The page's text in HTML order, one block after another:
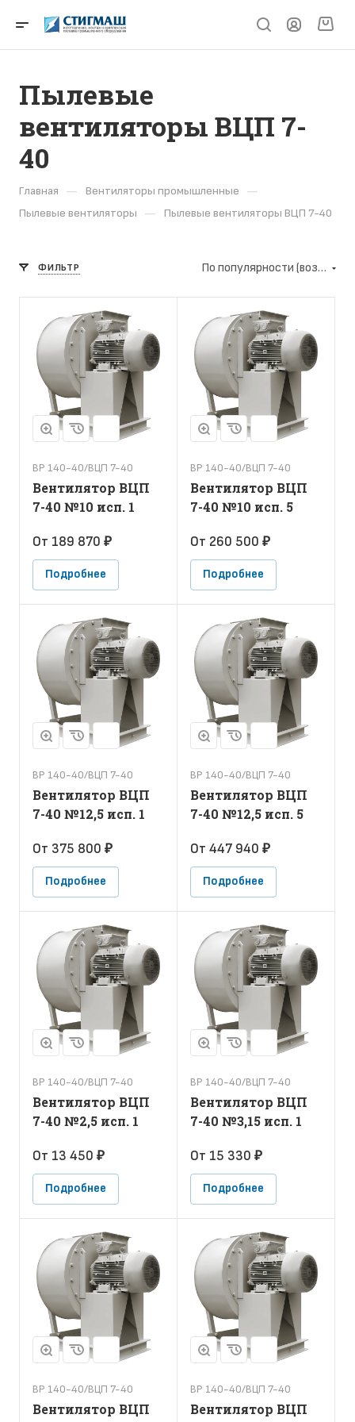
Пылевые
вентиляторы ВЦП 7-
40
Главная — Вентиляторы промышленные —
Пылевые вентиляторы — Пылевые вентиляторы ВЦП 7-40
ФИЛЬТР По популярности (возрастание)
ВР 140-40/ВЦП 7-40
Вентилятор ВЦП
7-40 №10 исп. 1
От 189 870 ₽
Подробнее
ВР 140-40/ВЦП 7-40
Вентилятор ВЦП
7-40 №10 исп. 5
От 260 500 ₽
Подробнее
ВР 140-40/ВЦП 7-40
Вентилятор ВЦП
7-40 №12,5 исп. 1
От 375 800 ₽
Подробнее
ВР 140-40/ВЦП 7-40
Вентилятор ВЦП
7-40 №12,5 исп. 5
От 447 940 ₽
Подробнее
ВР 140-40/ВЦП 7-40
Вентилятор ВЦП
7-40 №2,5 исп. 1
От 13 450 ₽
Подробнее
ВР 140-40/ВЦП 7-40
Вентилятор ВЦП
7-40 №3,15 исп. 1
От 15 330 ₽
Подробнее
ВР 140-40/ВЦП 7-40
Вентилятор ВЦП
ВР 140-40/ВЦП 7-40
Вентилятор ВЦП